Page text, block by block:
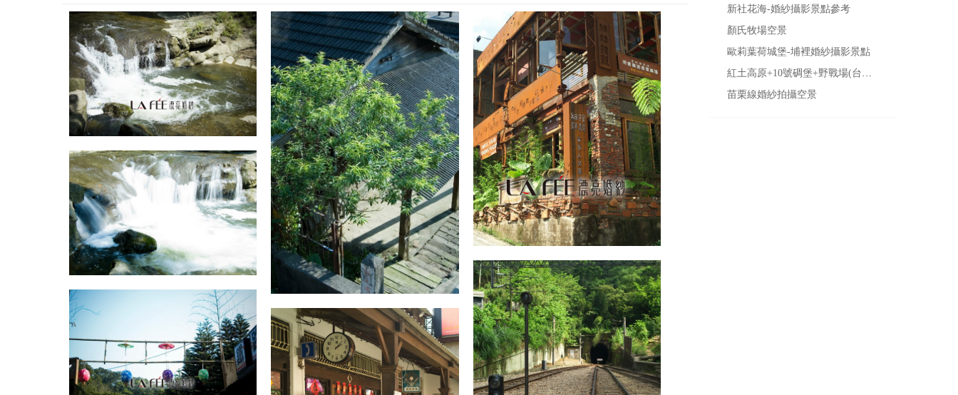
新社花海-婚紗攝影景點參考
顏氏牧場空景
歐莉葉荷城堡-埔裡婚紗攝影景點
紅土高原+10號碉堡+野戰場(台中市區婚紗攝影景點)
苗栗線婚紗拍攝空景